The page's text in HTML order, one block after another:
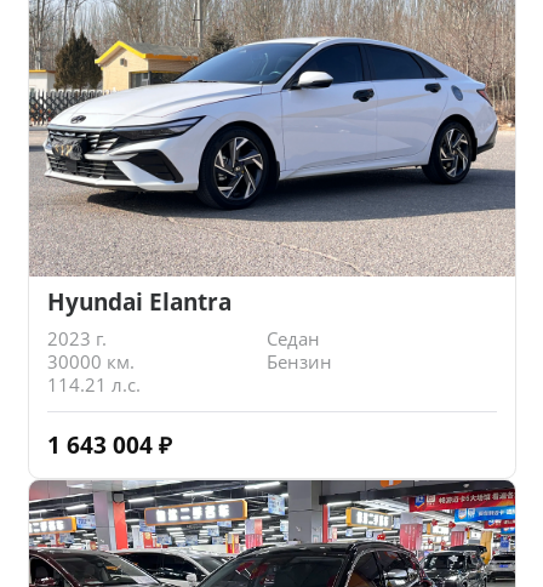
Hyundai Elantra
2023 г.
Седан
30000 км.
Бензин
114.21 л.с.
1 643 004 ₽